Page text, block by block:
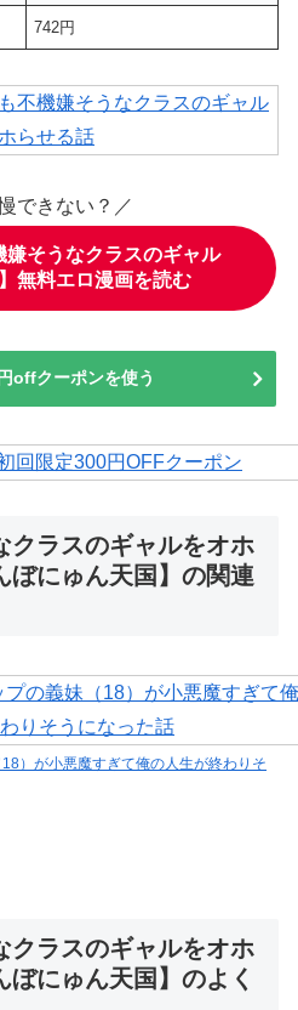
742円
できない？／
嫌そうなクラスのギャル
無料エロ漫画を読む
offクーポンを使う
クラスのギャルをオホ
ぼにゅん天国】の関連
）が小悪魔すぎて俺の人生が終わりそ
クラスのギャルをオホ
ぼにゅん天国】のよく